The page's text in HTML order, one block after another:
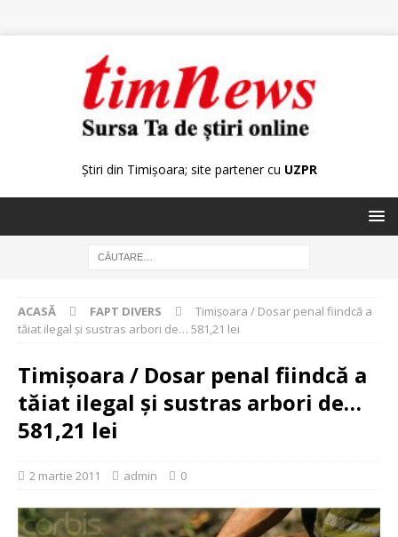
Știri din Timișoara; site partener cu UZPR
ACASĂ FAPT DIVERS
Timișoara / Dosar penal fiindcă a
tăiat ilegal şi sustras arbori de… 581,21 lei
Timișoara / Dosar penal fiindcă a
tăiat ilegal şi sustras arbori de…
581,21 lei
2 martie 2011 admin 0